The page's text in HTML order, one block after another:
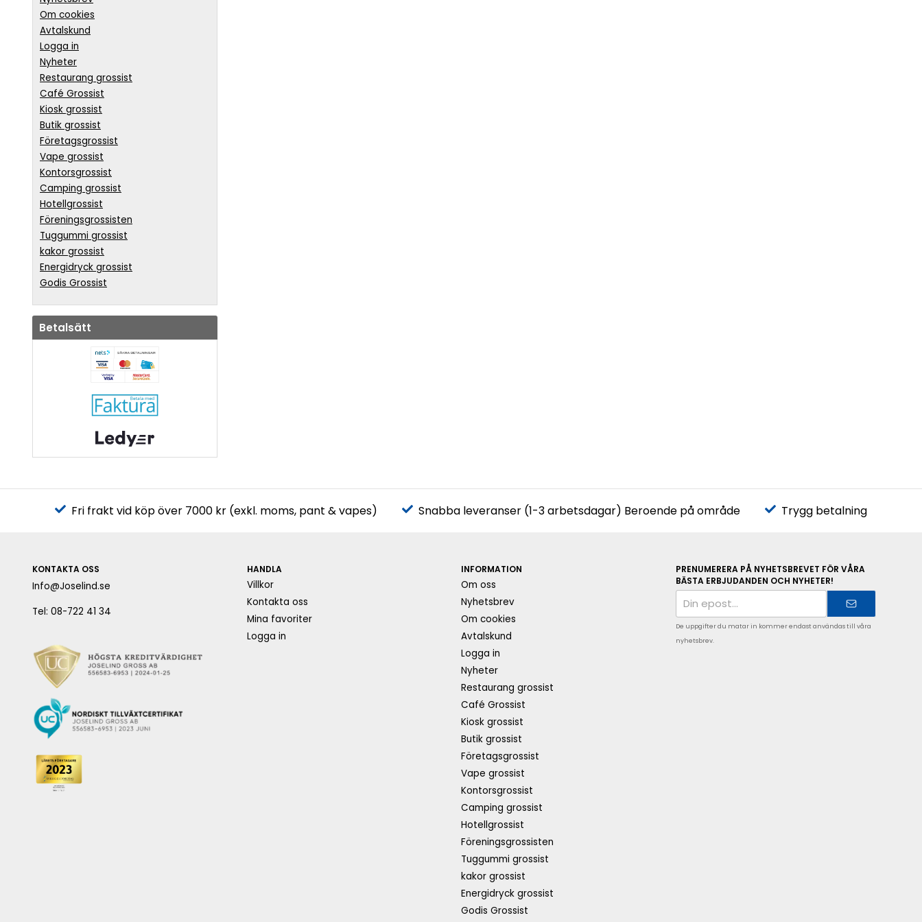
Om cookies
Avtalskund
Logga in
Nyheter
Restaurang grossist
Café Grossist
Kiosk grossist
Butik grossist
Företagsgrossist
Vape grossist
Kontorsgrossist
Camping grossist
Hotellgrossist
Föreningsgrossisten
Tuggummi grossist
kakor grossist
Energidryck grossist
Godis Grossist
Betalsätt
Fri frakt vid köp över 7000 kr (exkl. moms, pant & vapes) Snabba leveranser (1-3 arbetsdagar) Beroende på område Trygg betalning
KONTAKTA OSS
Info@Joselind.se
Tel: 08-722 41 34
HANDLA
Villkor
Kontakta oss
Mina favoriter
Logga in
INFORMATION
Om oss
Nyhetsbrev
Om cookies
Avtalskund
Logga in
Nyheter
Restaurang grossist
Café Grossist
Kiosk grossist
Butik grossist
Företagsgrossist
Vape grossist
Kontorsgrossist
Camping grossist
Hotellgrossist
Föreningsgrossisten
Tuggummi grossist
kakor grossist
Energidryck grossist
Godis Grossist
PRENUMERERA PÅ NYHETSBREVET FÖR VÅRA
BÄSTA ERBJUDANDEN OCH NYHETER!
E-
postadress
De uppgifter du matar in kommer endast användas till våra
nyhetsbrev.